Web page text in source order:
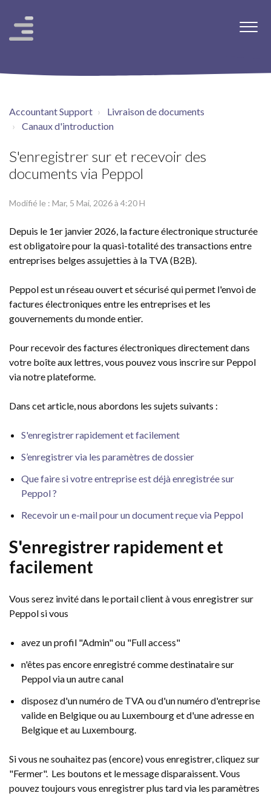
Accountant Support
Livraison de documents
Canaux d'introduction
S'enregistrer sur et recevoir des
documents via Peppol
Modifié le : Mar, 5 Mai, 2026 à 4:20 H
Depuis le 1er janvier 2026, la facture électronique structurée
est obligatoire pour la quasi-totalité des transactions entre
entreprises belges assujetties à la TVA (B2B).
Peppol est un réseau ouvert et sécurisé qui permet l'envoi de
factures électroniques entre les entreprises et les
gouvernements du monde entier.
Pour recevoir des factures électroniques directement dans
votre boîte aux lettres, vous pouvez vous inscrire sur Peppol
via notre plateforme.
Dans cet article, nous abordons les sujets suivants :
S'enregistrer rapidement et facilement
S’enregistrer via les paramètres de dossier
Que faire si votre entreprise est déjà enregistrée sur
Peppol ?
Recevoir un e-mail pour un document reçue via Peppol
S'enregistrer rapidement et
facilement
Vous serez invité dans le portail client à vous enregistrer sur
Peppol si vous
avez un profil "Admin" ou "Full access"
n'êtes pas encore enregistré comme destinataire sur
Peppol via un autre canal
disposez d'un numéro de TVA ou d'un numéro d'entreprise
valide en Belgique ou au Luxembourg et d'une adresse en
Belgique et au Luxembourg.
Si vous ne souhaitez pas (encore) vous enregistrer, cliquez sur
"Fermer". Les boutons et le message disparaissent. Vous
pouvez toujours vous enregistrer plus tard via les paramètres